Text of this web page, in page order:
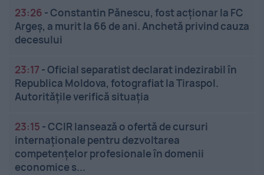
23:26 -Constantin Pănescu, fost acționar la FC
Argeș, a murit la 66 de ani. Anchetă privind cauza
decesului
23:17 -Oficial separatist declarat indezirabil în
Republica Moldova, fotografiat la Tiraspol.
Autoritățile verifică situația
23:15 -CCIR lansează o ofertă de cursuri
internaționale pentru dezvoltarea
competențelor profesionale în domenii
economice s...